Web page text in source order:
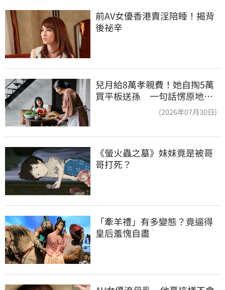
前AV女優香港賣淫陪睡！揭背
後祕辛
兒月給8萬孝親費！她自掏5萬
買平板送孫 一句話愣原地
(2026年07月30日)
《螢火蟲之墓》妹妹竟是被哥
哥打死？
「牽羊禮」有多變態？竟逼得
皇后羞愧自盡